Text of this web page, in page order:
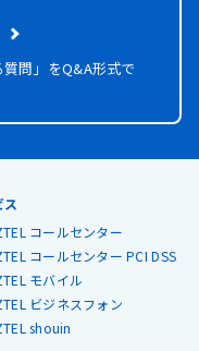
問」をQ&A形式で
ス
コールセンター
コールセンター PCI DSS
モバイル
ビジネスフォン
shouin